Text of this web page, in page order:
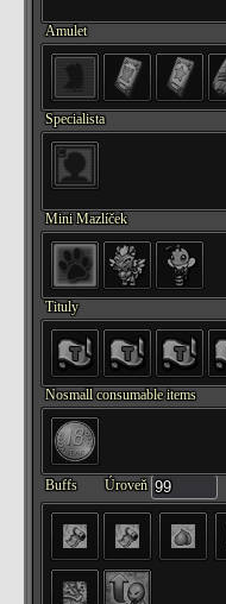
Amulet
Specialista
Mini Mazlíček
Tituly
Nosmall consumable items
Buffs Úroveň